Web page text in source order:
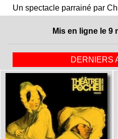
Un spectacle parrainé par
Mis en ligne le 9
DERNIERS